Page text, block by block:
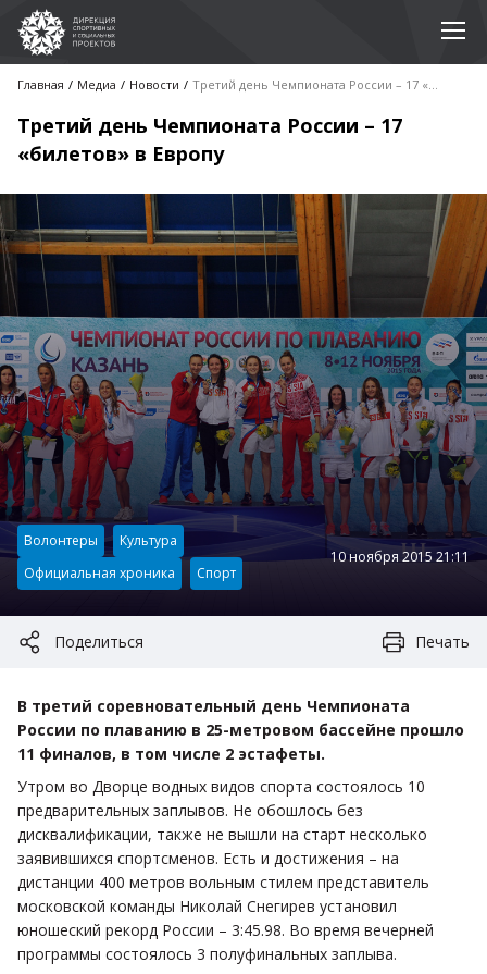
Главная Медиа Новости Третий день Чемпионата России – 17 «билетов» в Европу
Третий день Чемпионата России – 17
«билетов» в Европу
Категория:
Волонтеры
Культура
Официальная хроника
Спорт
10 ноября 2015 21:11
Поделиться Печать
В третий соревновательный день Чемпионата
России по плаванию в 25-метровом бассейне прошло
11 финалов, в том числе 2 эстафеты.
Утром во Дворце водных видов спорта состоялось 10
предварительных заплывов. Не обошлось без
дисквалификации, также не вышли на старт несколько
заявившихся спортсменов. Есть и достижения – на
дистанции 400 метров вольным стилем представитель
московской команды Николай Снегирев установил
юношеский рекорд России – 3:45.98. Во время вечерней
программы состоялось 3 полуфинальных заплыва.